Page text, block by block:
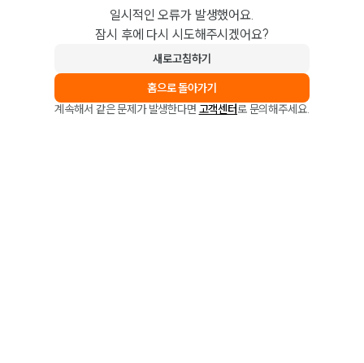
일시적인 오류가 발생했어요.
잠시 후에 다시 시도해주시겠어요?
새로고침하기
홈으로 돌아가기
계속해서 같은 문제가 발생한다면 고객센터로 문의해주세요.